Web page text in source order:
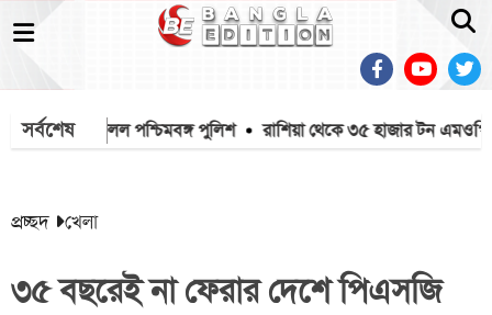
সর্বশেষ
খুলে ফেলল পশ্চিমবঙ্গ পুলিশ রাশিয়া থেকে ৩৫ হাজার টন এমওপি
প্রচ্ছদ খেলা
৩৫ বছরেই না ফেরার দেশে পিএসজি